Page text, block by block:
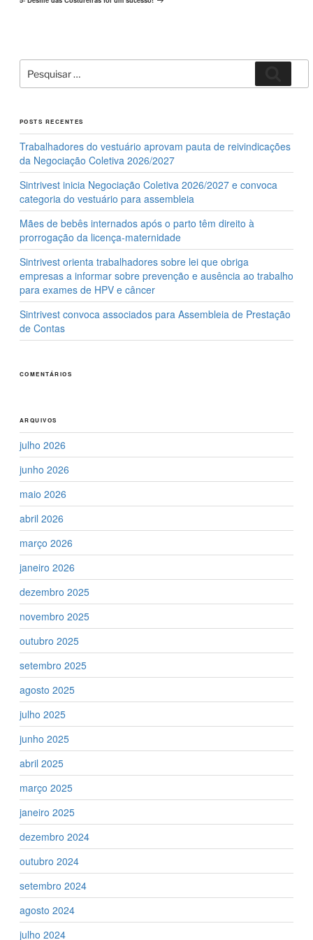
Pesquisar
por:
POSTS RECENTES
Trabalhadores do vestuário aprovam pauta de reivindicações
da Negociação Coletiva 2026/2027
Sintrivest inicia Negociação Coletiva 2026/2027 e convoca
categoria do vestuário para assembleia
Mães de bebês internados após o parto têm direito à
prorrogação da licença-maternidade
Sintrivest orienta trabalhadores sobre lei que obriga
empresas a informar sobre prevenção e ausência ao trabalho
para exames de HPV e câncer
Sintrivest convoca associados para Assembleia de Prestação
de Contas
COMENTÁRIOS
ARQUIVOS
julho 2026
junho 2026
maio 2026
abril 2026
março 2026
janeiro 2026
dezembro 2025
novembro 2025
outubro 2025
setembro 2025
agosto 2025
julho 2025
junho 2025
abril 2025
março 2025
janeiro 2025
dezembro 2024
outubro 2024
setembro 2024
agosto 2024
julho 2024